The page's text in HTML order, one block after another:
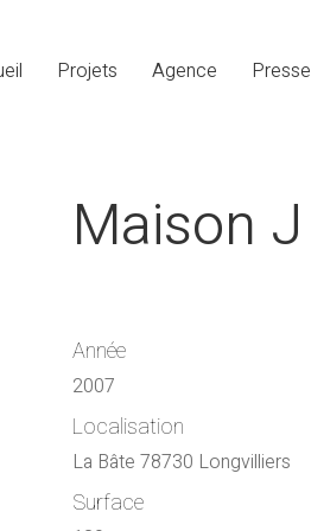
Projets Agence Presse
Maison J
Année
2007
Localisation
La Bâte 78730 Longvilliers
Surface